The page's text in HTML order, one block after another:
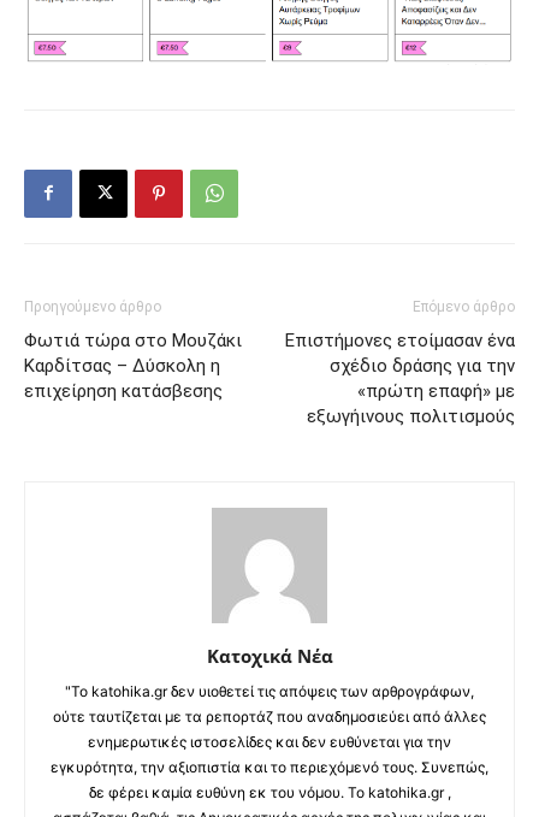
Προηγούμενο άρθρο
Φωτιά τώρα στο Μουζάκι
Καρδίτσας – Δύσκολη η
επιχείρηση κατάσβεσης
Επόμενο άρθρο
Επιστήμονες ετοίμασαν ένα
σχέδιο δράσης για την
«πρώτη επαφή» με
εξωγήινους πολιτισμούς
Κατοχικά Νέα
"Το katohika.gr δεν υιοθετεί τις απόψεις των αρθρογράφων,
ούτε ταυτίζεται με τα ρεπορτάζ που αναδημοσιεύει από άλλες
ενημερωτικές ιστοσελίδες και δεν ευθύνεται για την
εγκυρότητα, την αξιοπιστία και το περιεχόμενό τους. Συνεπώς,
δε φέρει καμία ευθύνη εκ του νόμου. Το katohika.gr ,